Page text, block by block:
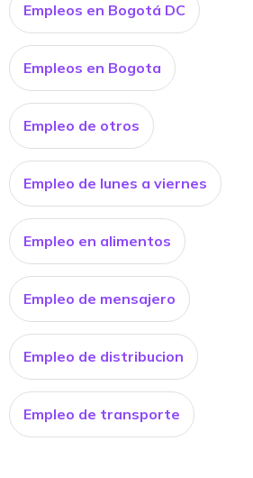
Empleos en Bogotá DC
Empleos en Bogota
Empleo de otros
Empleo de lunes a viernes
Empleo en alimentos
Empleo de mensajero
Empleo de distribucion
Empleo de transporte